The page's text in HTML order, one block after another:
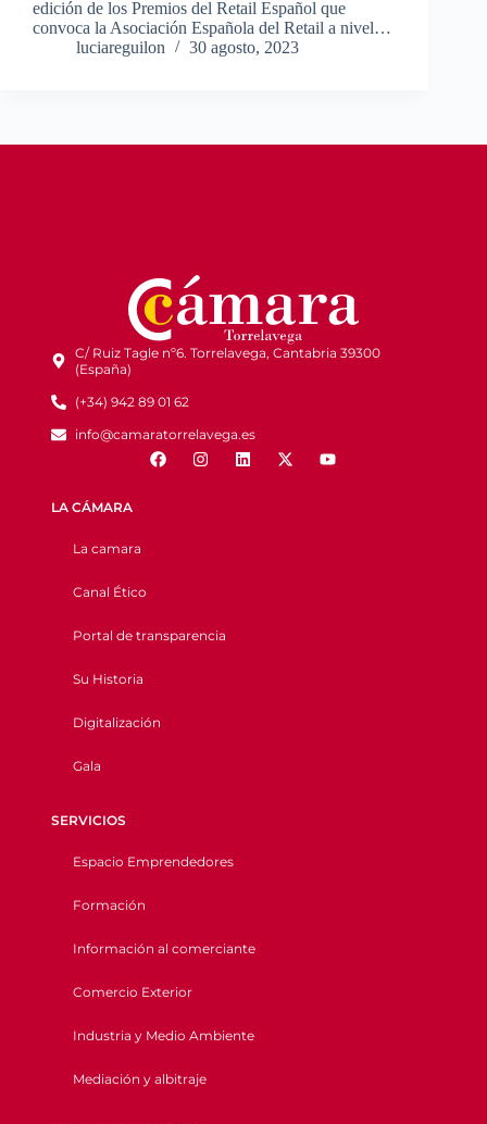
edición de los Premios del Retail Español que
convoca la Asociación Española del Retail a nivel…
luciareguilon
30 agosto, 2023
C/ Ruiz Tagle nº6. Torrelavega, Cantabria 39300
(España)
(+34) 942 89 01 62
info@camaratorrelavega.es
LA CÁMARA
La camara
Canal Ético
Portal de transparencia
Su Historia
Digitalización
Gala
SERVICIOS
Espacio Emprendedores
Formación
Información al comerciante
Comercio Exterior
Industria y Medio Ambiente
Mediación y albitraje